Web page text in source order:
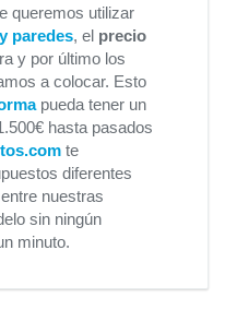
queremos utilizar
paredes, el precio
y por último los
a colocar. Esto
pueda tener un
hasta pasados
te
diferentes
nuestras
sin ningún
minuto.